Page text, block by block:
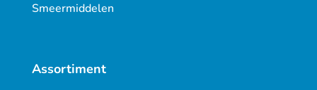
Smeermiddelen
Assortiment